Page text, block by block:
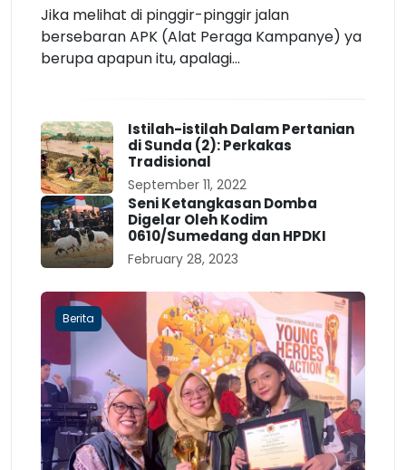
Jika melihat di pinggir-pinggir jalan
bersebaran APK (Alat Peraga Kampanye) ya
berupa apapun itu, apalagi...
Istilah-istilah Dalam Pertanian
di Sunda (2): Perkakas
Tradisional
September 11, 2022
Seni Ketangkasan Domba
Digelar Oleh Kodim
0610/Sumedang dan HPDKI
February 28, 2023
Berita